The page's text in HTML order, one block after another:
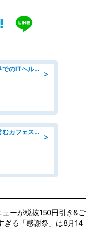
＞
ヘルプデスク/外資系保険業界でのITヘルプデスク業務/駅近/即日勤務可/ヘルプデスク
＞
ホールスタッフ/「家具屋が営むカフェスタッフ!」週2日～OK!嬉しいまかない付き/岡山県/浅口郡里庄町
ューが税抜150円引き&ご
ぎる「感謝祭」は8月14